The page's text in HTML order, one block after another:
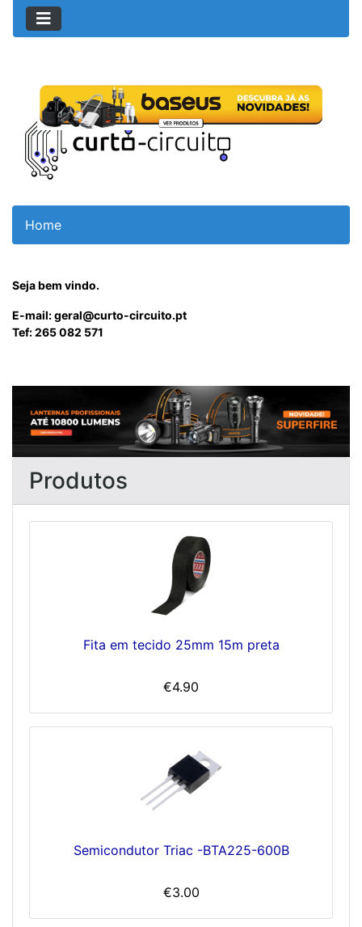
Home
Seja bem vindo.
E-mail: geral@curto-circuito.pt
Tef: 265 082 571
Previous Next
Produtos
Fita em tecido 25mm 15m preta
€4.90
Semicondutor Triac -BTA225-600B
€3.00